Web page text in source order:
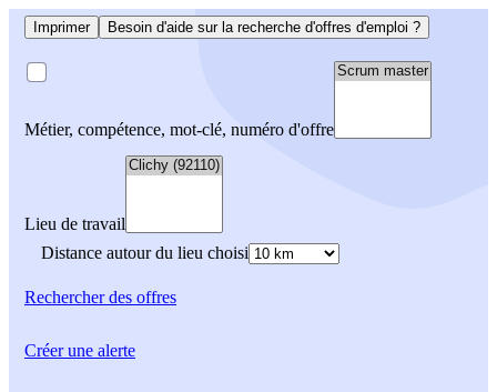
Imprimer Besoin d'aide sur la recherche d'offres d'emploi ?
Métier, compétence, mot-clé, numéro d'offre
Lieu de travail
Distance autour du lieu choisi
Rechercherdes offres
Créer une alerte